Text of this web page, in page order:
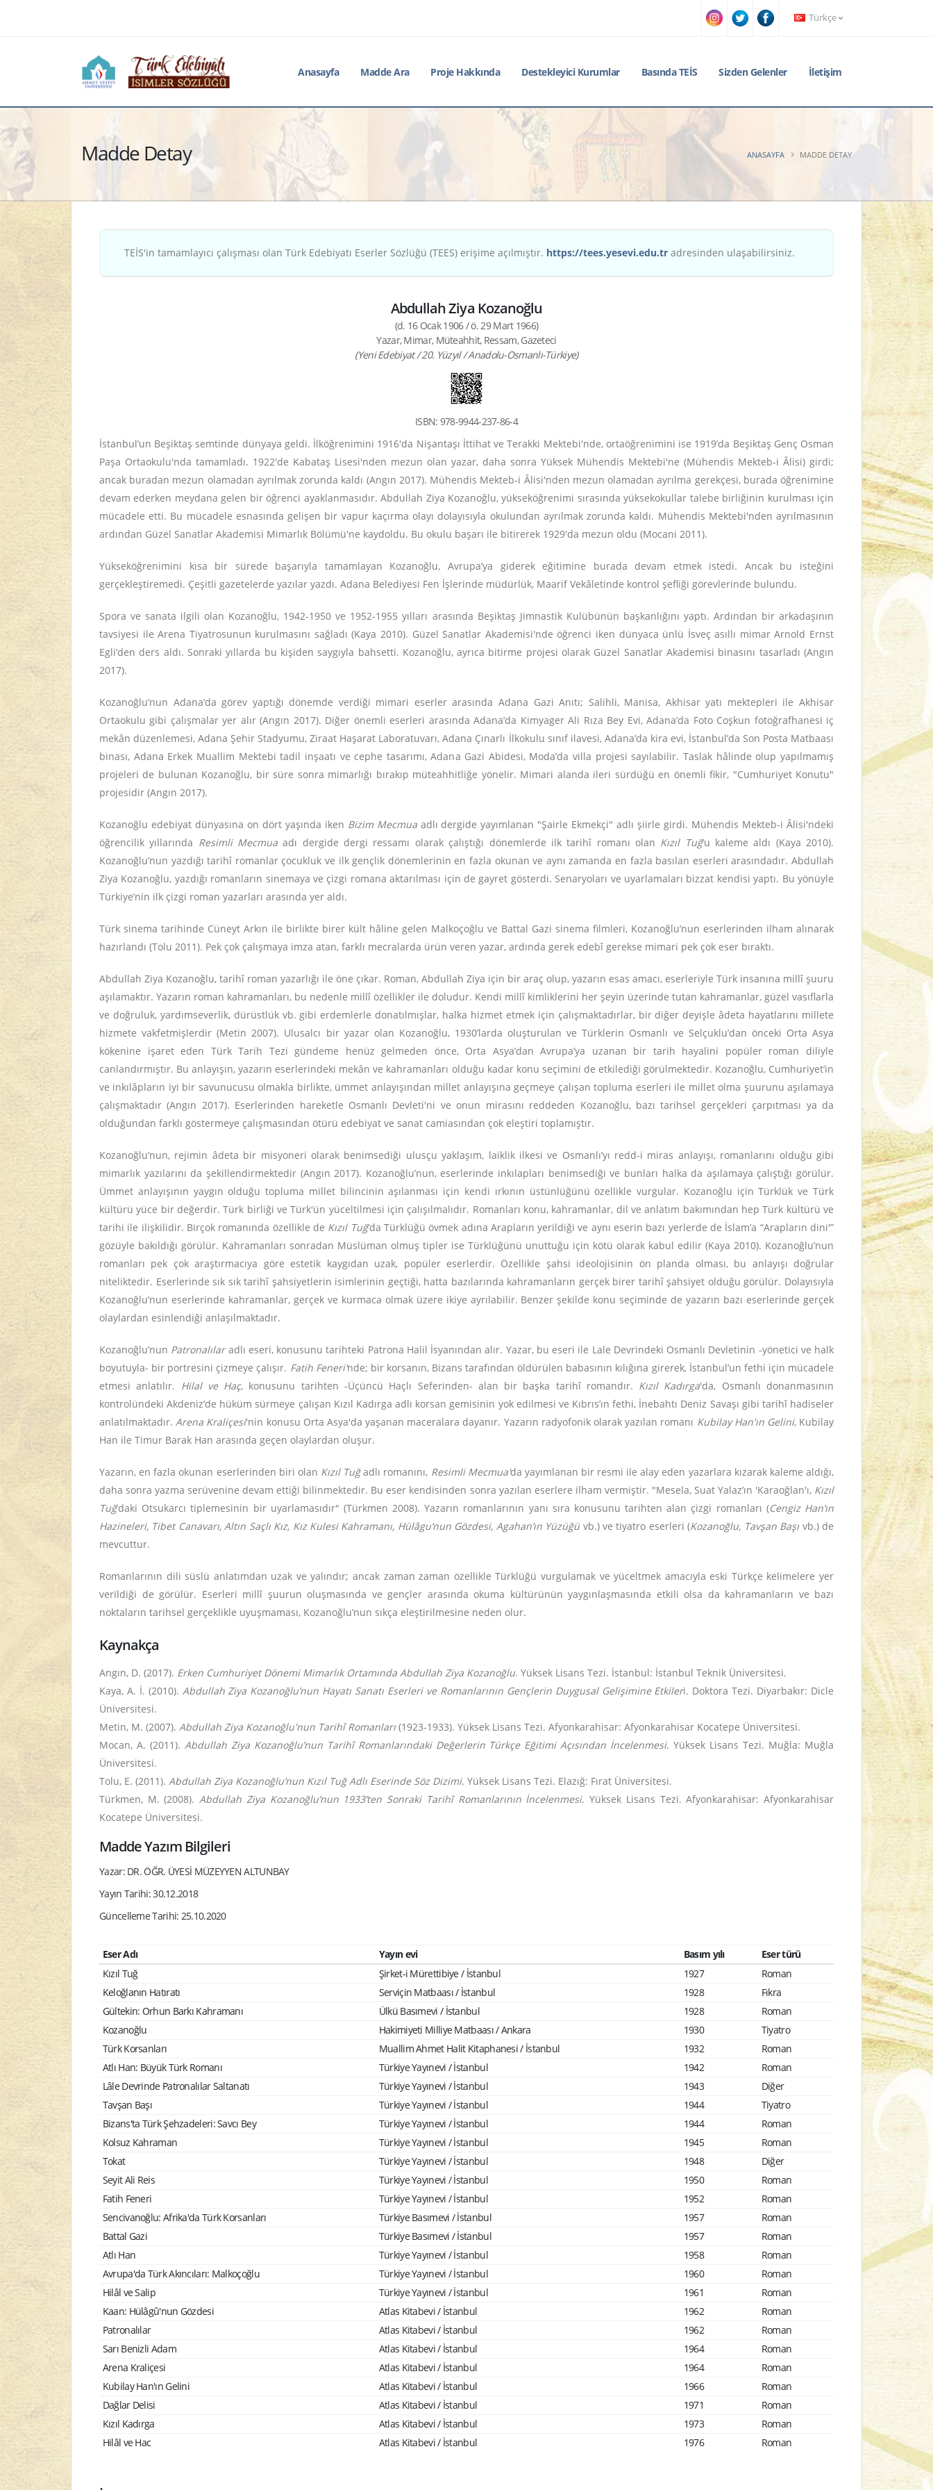
Türkçe
Anasayfa Madde Ara Proje Hakkında Destekleyici Kurumlar Basında TEİS Sizden Gelenler İletişim
Madde Detay ANASAYFA MADDE DETAY
TEİS'in tamamlayıcı çalışması olan Türk Edebiyatı Eserler Sözlüğü (TEES) erişime açılmıştır. https://tees.yesevi.edu.tr adresinden ulaşabilirsiniz.
Abdullah Ziya Kozanoğlu
(d. 16 Ocak 1906 / ö. 29 Mart 1966)
Yazar, Mimar, Müteahhit, Ressam, Gazeteci
(Yeni Edebiyat / 20. Yüzyıl / Anadolu-Osmanlı-Türkiye)
ISBN: 978-9944-237-86-4
İstanbul’un Beşiktaş semtinde dünyaya geldi. İlköğrenimini 1916'da Nişantaşı İttihat ve Terakki Mektebi'nde, ortaöğrenimini ise 1919’da Beşiktaş Genç Osman
Paşa Ortaokulu'nda tamamladı. 1922'de Kabataş Lisesi'nden mezun olan yazar, daha sonra Yüksek Mühendis Mektebi'ne (Mühendis Mekteb-i Âlisi) girdi;
ancak buradan mezun olamadan ayrılmak zorunda kaldı (Angın 2017). Mühendis Mekteb-i Âlisi'nden mezun olamadan ayrılma gerekçesi, burada öğrenimine
devam ederken meydana gelen bir öğrenci ayaklanmasıdır. Abdullah Ziya Kozanoğlu, yükseköğrenimi sırasında yüksekokullar talebe birliğinin kurulması için
mücadele etti. Bu mücadele esnasında gelişen bir vapur kaçırma olayı dolayısıyla okulundan ayrılmak zorunda kaldı. Mühendis Mektebi'nden ayrılmasının
ardından Güzel Sanatlar Akademisi Mimarlık Bölümü'ne kaydoldu. Bu okulu başarı ile bitirerek 1929'da mezun oldu (Mocani 2011).
Yükseköğrenimini kısa bir sürede başarıyla tamamlayan Kozanoğlu, Avrupa’ya giderek eğitimine burada devam etmek istedi. Ancak bu isteğini
gerçekleştiremedi. Çeşitli gazetelerde yazılar yazdı. Adana Belediyesi Fen İşlerinde müdürlük, Maarif Vekâletinde kontrol şefliği görevlerinde bulundu.
Spora ve sanata ilgili olan Kozanoğlu, 1942-1950 ve 1952-1955 yılları arasında Beşiktaş Jimnastik Kulübünün başkanlığını yaptı. Ardından bir arkadaşının
tavsiyesi ile Arena Tiyatrosunun kurulmasını sağladı (Kaya 2010). Güzel Sanatlar Akademisi'nde öğrenci iken dünyaca ünlü İsveç asıllı mimar Arnold Ernst
Egli’den ders aldı. Sonraki yıllarda bu kişiden saygıyla bahsetti. Kozanoğlu, ayrıca bitirme projesi olarak Güzel Sanatlar Akademisi binasını tasarladı (Angın
2017).
Kozanoğlu’nun Adana’da görev yaptığı dönemde verdiği mimari eserler arasında Adana Gazi Anıtı; Salihli, Manisa, Akhisar yatı mektepleri ile Akhisar
Ortaokulu gibi çalışmalar yer alır (Angın 2017). Diğer önemli eserleri arasında Adana’da Kimyager Ali Rıza Bey Evi, Adana’da Foto Coşkun fotoğrafhanesi iç
mekân düzenlemesi, Adana Şehir Stadyumu, Ziraat Haşarat Laboratuvarı, Adana Çınarlı İlkokulu sınıf ilavesi, Adana’da kira evi, İstanbul’da Son Posta Matbaası
binası, Adana Erkek Muallim Mektebi tadil inşaatı ve cephe tasarımı, Adana Gazi Abidesi, Moda’da villa projesi sayılabilir. Taslak hâlinde olup yapılmamış
projeleri de bulunan Kozanoğlu, bir süre sonra mimarlığı bırakıp müteahhitliğe yönelir. Mimari alanda ileri sürdüğü en önemli fikir, "Cumhuriyet Konutu"
projesidir (Angın 2017).
Kozanoğlu edebiyat dünyasına on dört yaşında iken Bizim Mecmuaadlı dergide yayımlanan "Şairle Ekmekçi" adlı şiirle girdi. Mühendis Mekteb-i Âlisi'ndeki
öğrencilik yıllarında Resimli Mecmua adı dergide dergi ressamı olarak çalıştığı dönemlerde ilk tarihî romanı olan Kızıl Tuğ’u kaleme aldı (Kaya 2010).
Kozanoğlu’nun yazdığı tarihî romanlar çocukluk ve ilk gençlik dönemlerinin en fazla okunan ve aynı zamanda en fazla basılan eserleri arasındadır. Abdullah
Ziya Kozanoğlu, yazdığı romanların sinemaya ve çizgi romana aktarılması için de gayret gösterdi. Senaryoları ve uyarlamaları bizzat kendisi yaptı. Bu yönüyle
Türkiye’nin ilk çizgi roman yazarları arasında yer aldı.
Türk sinema tarihinde Cüneyt Arkın ile birlikte birer kült hâline gelen Malkoçoğlu ve Battal Gazi sinema filmleri, Kozanoğlu’nun eserlerinden ilham alınarak
hazırlandı (Tolu 2011). Pek çok çalışmaya imza atan, farklı mecralarda ürün veren yazar, ardında gerek edebî gerekse mimari pek çok eser bıraktı.
Abdullah Ziya Kozanoğlu, tarihî roman yazarlığı ile öne çıkar. Roman, Abdullah Ziya için bir araç olup, yazarın esas amacı, eserleriyle Türk insanına millî şuuru
aşılamaktır. Yazarın roman kahramanları, bu nedenle millî özellikler ile doludur. Kendi millî kimliklerini her şeyin üzerinde tutan kahramanlar, güzel vasıflarla
ve doğruluk, yardımseverlik, dürüstlük vb. gibi erdemlerle donatılmışlar, halka hizmet etmek için çalışmaktadırlar, bir diğer deyişle âdeta hayatlarını millete
hizmete vakfetmişlerdir (Metin 2007). Ulusalcı bir yazar olan Kozanoğlu, 1930’larda oluşturulan ve Türklerin Osmanlı ve Selçuklu’dan önceki Orta Asya
kökenine işaret eden Türk Tarih Tezi gündeme henüz gelmeden önce, Orta Asya’dan Avrupa’ya uzanan bir tarih hayalini popüler roman diliyle
canlandırmıştır. Bu anlayışın, yazarın eserlerindeki mekân ve kahramanları olduğu kadar konu seçimini de etkilediği görülmektedir. Kozanoğlu, Cumhuriyet’in
ve inkılâpların iyi bir savunucusu olmakla birlikte, ümmet anlayışından millet anlayışına geçmeye çalışan topluma eserleri ile millet olma şuurunu aşılamaya
çalışmaktadır (Angın 2017). Eserlerinden hareketle Osmanlı Devleti'ni ve onun mirasını reddeden Kozanoğlu, bazı tarihsel gerçekleri çarpıtması ya da
olduğundan farklı göstermeye çalışmasından ötürü edebiyat ve sanat camiasından çok eleştiri toplamıştır.
Kozanoğlu’nun, rejimin âdeta bir misyoneri olarak benimsediği ulusçu yaklaşım, laiklik ilkesi ve Osmanlı’yı redd-i miras anlayışı, romanlarını olduğu gibi
mimarlık yazılarını da şekillendirmektedir (Angın 2017). Kozanoğlu’nun, eserlerinde inkılapları benimsediği ve bunları halka da aşılamaya çalıştığı görülür.
Ümmet anlayışının yaygın olduğu topluma millet bilincinin aşılanması için kendi ırkının üstünlüğünü özellikle vurgular. Kozanoğlu için Türklük ve Türk
kültürü yüce bir değerdir. Türk birliği ve Türk'ün yüceltilmesi için çalışılmalıdır. Romanları konu, kahramanlar, dil ve anlatım bakımından hep Türk kültürü ve
tarihi ile ilişkilidir. Birçok romanında özellikle de Kızıl Tuğ’da Türklüğü övmek adına Arapların yerildiği ve aynı eserin bazı yerlerde de İslam’a “Arapların dini'”
gözüyle bakıldığı görülür. Kahramanları sonradan Müslüman olmuş tipler ise Türklüğünü unuttuğu için kötü olarak kabul edilir (Kaya 2010). Kozanoğlu’nun
romanları pek çok araştırmacıya göre estetik kaygıdan uzak, popüler eserlerdir. Özellikle şahsi ideolojisinin ön planda olması, bu anlayışı doğrular
niteliktedir. Eserlerinde sık sık tarihî şahsiyetlerin isimlerinin geçtiği, hatta bazılarında kahramanların gerçek birer tarihî şahsiyet olduğu görülür. Dolayısıyla
Kozanoğlu’nun eserlerinde kahramanlar, gerçek ve kurmaca olmak üzere ikiye ayrılabilir. Benzer şekilde konu seçiminde de yazarın bazı eserlerinde gerçek
olaylardan esinlendiği anlaşılmaktadır.
Kozanoğlu’nun Patronalılaradlı eseri, konusunu tarihteki Patrona Halil İsyanından alır. Yazar, bu eseri ile Lale Devrindeki Osmanlı Devletinin -yönetici ve halk
boyutuyla- bir portresini çizmeye çalışır. Fatih Feneri'nde; bir korsanın, Bizans tarafından öldürülen babasının kılığına girerek, İstanbul’un fethi için mücadele
etmesi anlatılır. Hilal ve Haç, konusunu tarihten -Üçüncü Haçlı Seferinden- alan bir başka tarihî romandır. Kızıl Kadırga'da, Osmanlı donanmasının
kontrolündeki Akdeniz’de hüküm sürmeye çalışan Kızıl Kadırga adlı korsan gemisinin yok edilmesi ve Kıbrıs’ın fethi, İnebahtı Deniz Savaşı gibi tarihî hadiseler
anlatılmaktadır.Arena Kraliçesi'nin konusu Orta Asya'da yaşanan maceralara dayanır. Yazarın radyofonik olarak yazılan romanı Kubilay Han'ın Gelini, Kubilay
Han ile Timur Barak Han arasında geçen olaylardan oluşur.
Yazarın, en fazla okunan eserlerinden biri olan Kızıl Tuğadlı romanını, Resimli Mecmua'da yayımlanan bir resmi ile alay eden yazarlara kızarak kaleme aldığı,
daha sonra yazma serüvenine devam ettiği bilinmektedir. Bu eser kendisinden sonra yazılan eserlere ilham vermiştir. "Mesela, Suat Yalaz’ın 'Karaoğlan'ı, Kızıl
Tuğ’daki Otsukarcı tiplemesinin bir uyarlamasıdır" (Türkmen 2008). Yazarın romanlarının yanı sıra konusunu tarihten alan çizgi romanları (Cengiz Han’ın
Hazineleri, Tibet Canavarı, Altın Saçlı Kız, Kız Kulesi Kahramanı, Hülâgu’nun Gözdesi, Agahan’ın Yüzüğü vb.) ve tiyatro eserleri (Kozanoğlu, Tavşan Başı vb.) de
mevcuttur.
Romanlarının dili süslü anlatımdan uzak ve yalındır; ancak zaman zaman özellikle Türklüğü vurgulamak ve yüceltmek amacıyla eski Türkçe kelimelere yer
verildiği de görülür. Eserleri millî şuurun oluşmasında ve gençler arasında okuma kültürünün yaygınlaşmasında etkili olsa da kahramanların ve bazı
noktaların tarihsel gerçeklikle uyuşmaması, Kozanoğlu’nun sıkça eleştirilmesine neden olur.
Kaynakça
Angın, D. (2017). Erken Cumhuriyet Dönemi Mimarlık Ortamında Abdullah Ziya Kozanoğlu. Yüksek Lisans Tezi. İstanbul: İstanbul Teknik Üniversitesi.
Kaya, A. İ. (2010). Abdullah Ziya Kozanoğlu’nun Hayatı Sanatı Eserleri ve Romanlarının Gençlerin Duygusal Gelişimine Etkileri. Doktora Tezi. Diyarbakır: Dicle
Üniversitesi.
Metin, M. (2007). Abdullah Ziya Kozanoğlu'nun Tarihî Romanları (1923-1933). Yüksek Lisans Tezi. Afyonkarahisar: Afyonkarahisar Kocatepe Üniversitesi.
Mocan, A. (2011). Abdullah Ziya Kozanoğlu’nun Tarihî Romanlarındaki Değerlerin Türkçe Eğitimi Açısından İncelenmesi. Yüksek Lisans Tezi. Muğla: Muğla
Üniversitesi.
Tolu, E. (2011). Abdullah Ziya Kozanoğlu’nun Kızıl Tuğ Adlı Eserinde Söz Dizimi. Yüksek Lisans Tezi. Elazığ: Fırat Üniversitesi.
Türkmen, M. (2008).Abdullah Ziya Kozanoğlu’nun 1933’ten Sonraki Tarihî Romanlarının İncelenmesi. Yüksek Lisans Tezi. Afyonkarahisar: Afyonkarahisar
Kocatepe Üniversitesi.
Madde Yazım Bilgileri
Yazar: DR. ÖĞR. ÜYESİ MÜZEYYEN ALTUNBAY
Yayın Tarihi: 30.12.2018
Güncelleme Tarihi: 25.10.2020
Eser Adı Yayın evi Basım yılı
Eser türü
Kızıl Tuğ
Şirket-i Mürettibiye / İstanbul 1927
Roman
Keloğlanın Hatıratı
Serviçin Matbaası / İstanbul 1928
Fıkra
Gültekin: Orhun Barkı Kahramanı
Ülkü Basımevi / İstanbul 1928
Roman
Kozanoğlu
Hakimiyeti Milliye Matbaası / Ankara 1930
Tiyatro
Türk Korsanları
Muallim Ahmet Halit Kitaphanesi / İstanbul 1932
Roman
Atlı Han: Büyük Türk Romanı
Türkiye Yayınevi / İstanbul 1942
Roman
Lâle Devrinde Patronalılar Saltanatı
Türkiye Yayınevi / İstanbul 1943
Diğer
Tavşan Başı
Türkiye Yayınevi / İstanbul 1944
Tiyatro
Bizans'ta Türk Şehzadeleri: Savcı Bey
Türkiye Yayınevi / İstanbul 1944
Roman
Kolsuz Kahraman
Türkiye Yayınevi / İstanbul 1945
Roman
Tokat
Türkiye Yayınevi / İstanbul 1948
Diğer
Seyit Ali Reis
Türkiye Yayınevi / İstanbul 1950
Roman
Fatih Feneri
Türkiye Yayınevi / İstanbul 1952
Roman
Sencivanoğlu: Afrika'da Türk Korsanları
Türkiye Basımevi / İstanbul 1957
Roman
Battal Gazi
Türkiye Basımevi / İstanbul 1957
Roman
Atlı Han
Türkiye Yayınevi / İstanbul 1958
Roman
Avrupa'da Türk Akıncıları: Malkoçoğlu
Türkiye Yayınevi / İstanbul 1960
Roman
Hilâl ve Salip
Türkiye Yayınevi / İstanbul 1961
Roman
Kaan: Hülâgû'nun Gözdesi
Atlas Kitabevi / İstanbul 1962
Roman
Patronalılar
Atlas Kitabevi / İstanbul 1962
Roman
Sarı Benizli Adam
Atlas Kitabevi / İstanbul 1964
Roman
Arena Kraliçesi
Atlas Kitabevi / İstanbul 1964
Roman
Kubilay Han'ın Gelini
Atlas Kitabevi / İstanbul 1966
Roman
Dağlar Delisi
Atlas Kitabevi / İstanbul 1971
Roman
Kızıl Kadırga
Atlas Kitabevi / İstanbul 1973
Roman
Hilâl ve Hac
Atlas Kitabevi / İstanbul 1976 Roman